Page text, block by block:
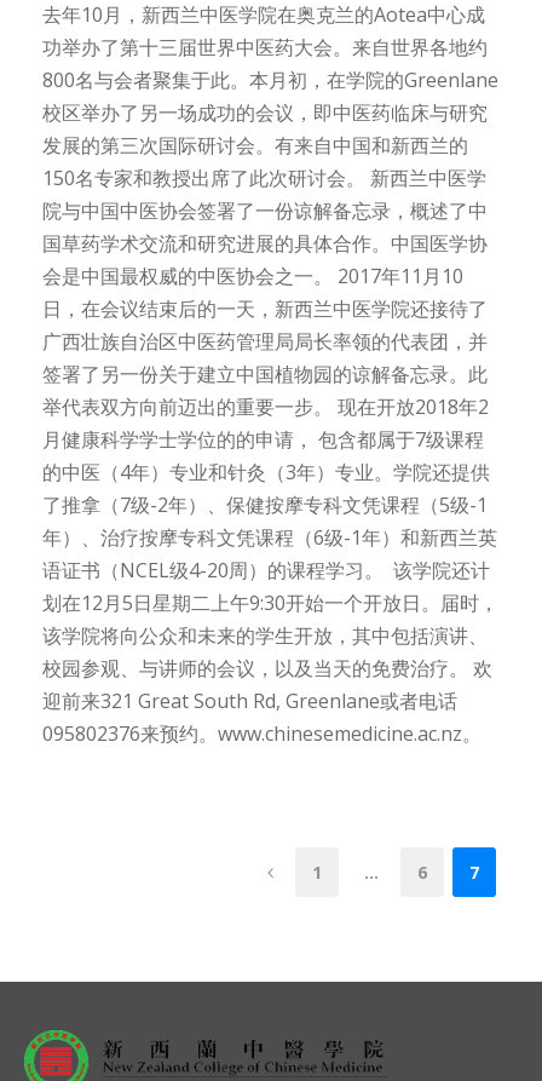
去年10月，新西兰中医学院在奥克兰的Aotea中心成
功举办了第十三届世界中医药大会。来自世界各地约
800名与会者聚集于此。本月初，在学院的Greenlane
校区举办了另一场成功的会议，即中医药临床与研究
发展的第三次国际研讨会。有来自中国和新西兰的
150名专家和教授出席了此次研讨会。 新西兰中医学
院与中国中医协会签署了一份谅解备忘录，概述了中
国草药学术交流和研究进展的具体合作。中国医学协
会是中国最权威的中医协会之一。 2017年11月10
日，在会议结束后的一天，新西兰中医学院还接待了
广西壮族自治区中医药管理局局长率领的代表团，并
签署了另一份关于建立中国植物园的谅解备忘录。此
举代表双方向前迈出的重要一步。 现在开放2018年2
月健康科学学士学位的的申请， 包含都属于7级课程
的中医（4年）专业和针灸（3年）专业。学院还提供
了推拿（7级-2年）、保健按摩专科文凭课程（5级-1
年）、治疗按摩专科文凭课程（6级-1年）和新西兰英
语证书（NCEL级4-20周）的课程学习。 该学院还计
划在12月5日星期二上午9:30开始一个开放日。届时，
该学院将向公众和未来的学生开放，其中包括演讲、
校园参观、与讲师的会议，以及当天的免费治疗。 欢
迎前来321 Great South Rd, Greenlane或者电话
095802376来预约。www.chinesemedicine.ac.nz。
1 … 6 7